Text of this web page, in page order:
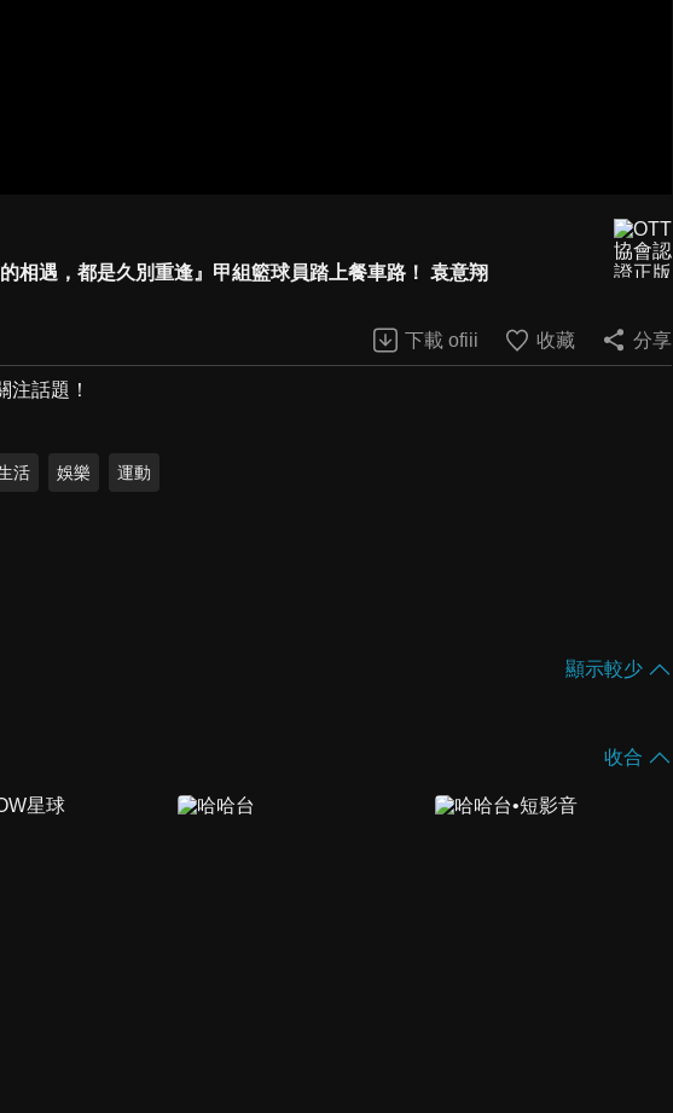
相遇，都是久別重逢』甲組籃球員踏上餐車路！ 袁意翔
下載 ofiii 收藏 分享
注話題！
活 娛樂 運動
顯示較少
收合